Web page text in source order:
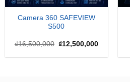
Camera 360 SAFEVIEW
S500
₫16,500,000 Giá
là:
₫12,500,000Giá
tại